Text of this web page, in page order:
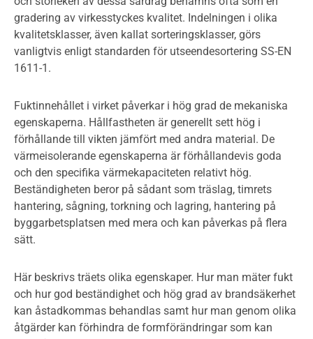
gradering av virkesstyckes kvalitet. Indelningen i olika
kvalitetsklasser, även kallat sorteringsklasser, görs
vanligtvis enligt standarden för utseendesortering SS-EN
1611-1.
Fuktinnehållet i virket påverkar i hög grad de mekaniska
egenskaperna. Hållfastheten är generellt sett hög i
förhållande till vikten jämfört med andra material. De
värmeisolerande egenskaperna är förhållandevis goda
och den specifika värmekapaciteten relativt hög.
Beständigheten beror på sådant som träslag, timrets
hantering, sågning, torkning och lagring, hantering på
byggarbetsplatsen med mera och kan påverkas på flera
sätt.
Här beskrivs träets olika egenskaper. Hur man mäter fukt
och hur god beständighet och hög grad av brandsäkerhet
kan åstadkommas behandlas samt hur man genom olika
åtgärder kan förhindra de formförändringar som kan